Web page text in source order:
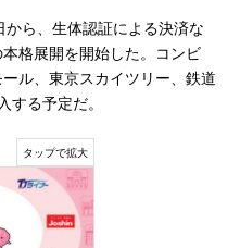
ら、生体認証による決済な
格展開を開始した。コンビ
ル、東京スカイツリー、鉄道
する予定だ。